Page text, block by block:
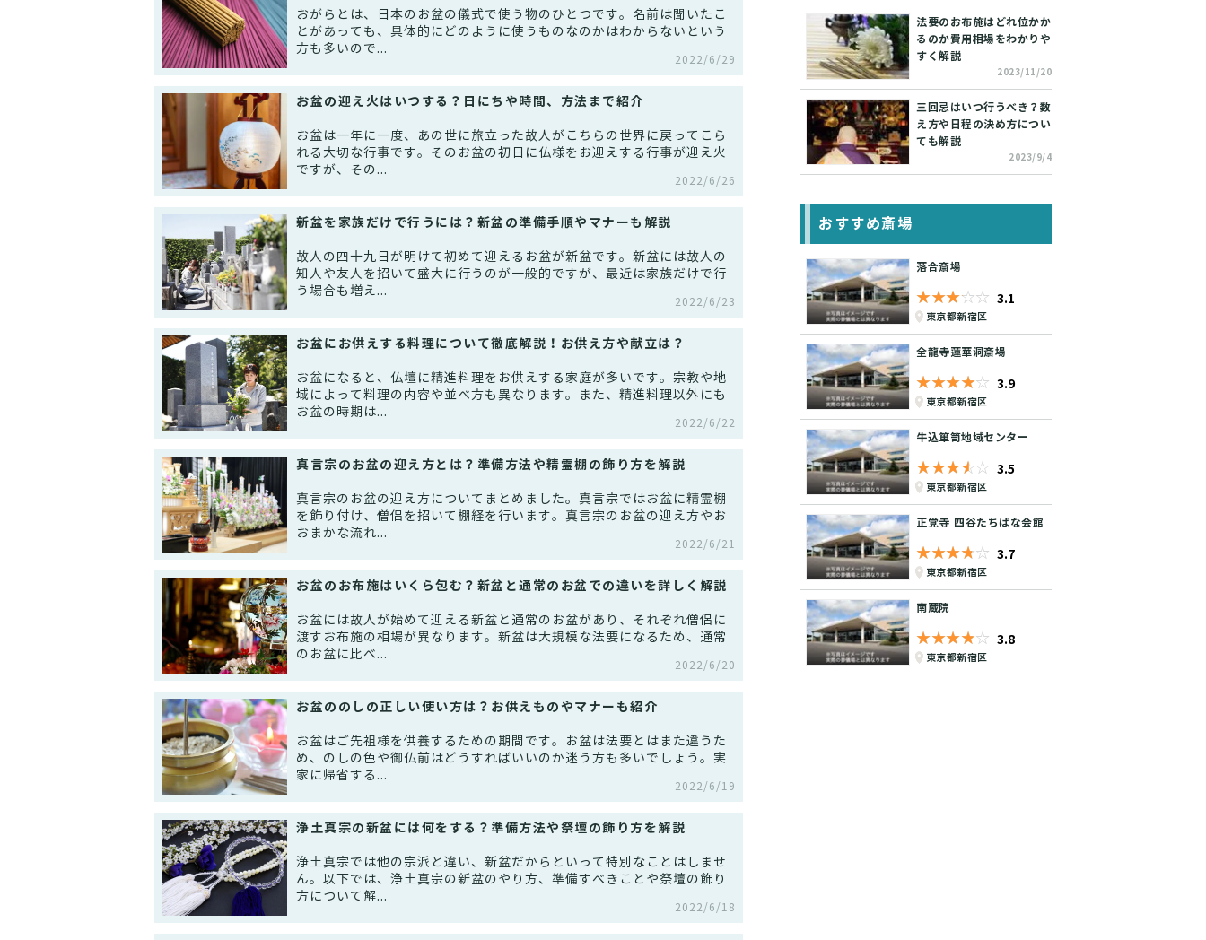
おがらとは、日本のお盆の儀式で使う物のひとつです。名前は聞いたこ
とがあっても、具体的にどのように使うものなのかはわからないという
方も多いので...
2022/6/29
お盆の迎え火はいつする？日にちや時間、方法まで紹介
お盆は一年に一度、あの世に旅立った故人がこちらの世界に戻ってこら
れる大切な行事です。そのお盆の初日に仏様をお迎えする行事が迎え火
ですが、その...
2022/6/26
新盆を家族だけで行うには？新盆の準備手順やマナーも解説
故人の四十九日が明けて初めて迎えるお盆が新盆です。新盆には故人の
知人や友人を招いて盛大に行うのが一般的ですが、最近は家族だけで行
う場合も増え...
2022/6/23
お盆にお供えする料理について徹底解説！お供え方や献立は？
お盆になると、仏壇に精進料理をお供えする家庭が多いです。宗教や地
域によって料理の内容や並べ方も異なります。また、精進料理以外にも
お盆の時期は...
2022/6/22
真言宗のお盆の迎え方とは？準備方法や精霊棚の飾り方を解説
真言宗のお盆の迎え方についてまとめました。真言宗ではお盆に精霊棚
を飾り付け、僧侶を招いて棚経を行います。真言宗のお盆の迎え方やお
おまかな流れ...
2022/6/21
お盆のお布施はいくら包む？新盆と通常のお盆での違いを詳しく解説
お盆には故人が始めて迎える新盆と通常のお盆があり、それぞれ僧侶に
渡すお布施の相場が異なります。新盆は大規模な法要になるため、通常
のお盆に比べ...
2022/6/20
お盆ののしの正しい使い方は？お供えものやマナーも紹介
お盆はご先祖様を供養するための期間です。お盆は法要とはまた違うた
め、のしの色や御仏前はどうすればいいのか迷う方も多いでしょう。実
家に帰省する...
2022/6/19
浄土真宗の新盆には何をする？準備方法や祭壇の飾り方を解説
浄土真宗では他の宗派と違い、新盆だからといって特別なことはしませ
ん。以下では、浄土真宗の新盆のやり方、準備すべきことや祭壇の飾り
方について解...
2022/6/18
法要のお布施はどれ位かか
るのか費用相場をわかりや
すく解説
2023/11/20
三回忌はいつ行うべき？数
え方や日程の決め方につい
ても解説
2023/9/4
おすすめ斎場
落合斎場
★★★★★
☆☆☆☆☆ 3.1
東京都新宿区
全龍寺蓮華洞斎場
★★★★★
☆☆☆☆☆ 3.9
東京都新宿区
牛込箪笥地域センター
★★★★★
☆☆☆☆☆ 3.5
東京都新宿区
正覚寺 四谷たちばな会館
★★★★★
☆☆☆☆☆ 3.7
東京都新宿区
南蔵院
★★★★★
☆☆☆☆☆ 3.8
東京都新宿区